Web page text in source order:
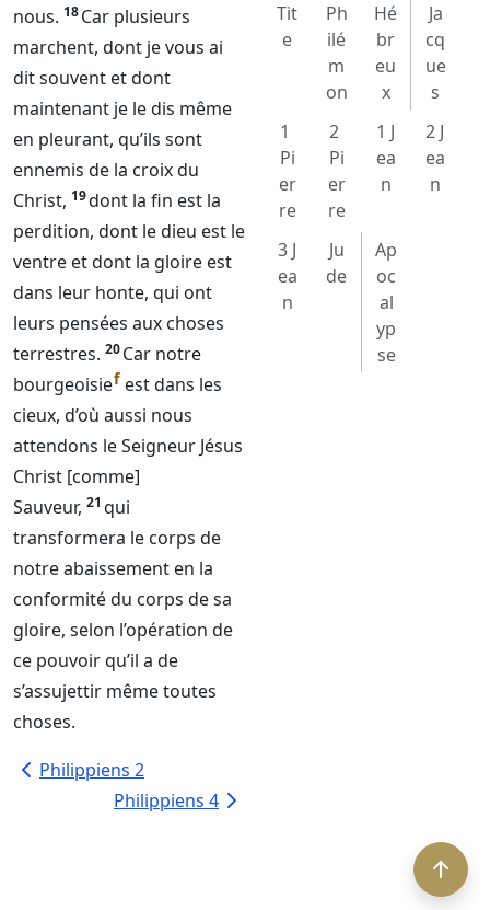
nous. 18Car plusieurs
marchent, dont je vous ai
dit souvent et dont
maintenant je le dis même
en pleurant, qu’ils sont
ennemis de la croix du
Christ, 19dont la fin est la
perdition, dont le dieu est le
ventre et dont la gloire est
dans leur honte, qui ont
leurs pensées aux choses
terrestres. 20Car notre
bourgeoisief est dans les
cieux, d’où aussi nous
attendons leSeigneur Jésus
Christ [comme]
Sauveur, 21 qui
transformera le corps de
notre abaissement en la
conformité du corps de sa
gloire, selon l’opération de
ce pouvoir qu’il a de
s’assujettir même toutes
choses.
Philippiens 2
Philippiens 4
Tit
e
Ph
ilé
m
on
Hé
br
eu
x
Ja
cq
ue
s
1
Pi
er
re
2
Pi
er
re
1 J
ea
n
2 J
ea
n
3 J
ea
n
Ju
de
Ap
oc
al
yp
se